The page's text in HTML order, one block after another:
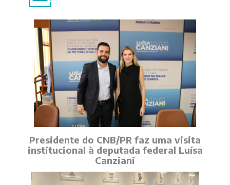
Presidente do CNB/PR faz uma visita
institucional à deputada federal Luísa
Canziani